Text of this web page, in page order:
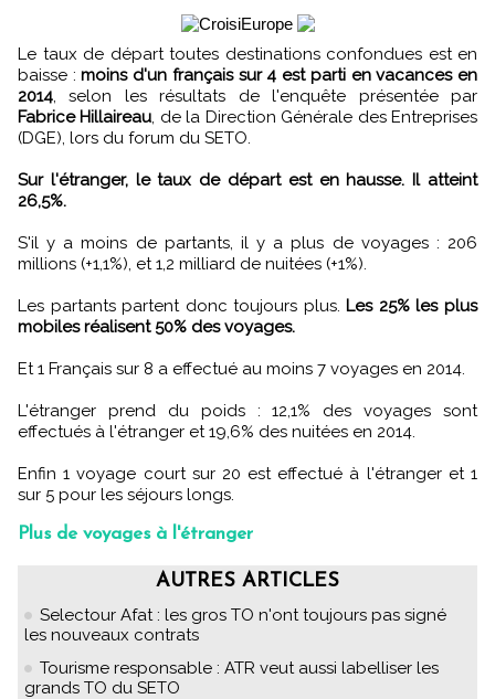
Le taux de départ toutes destinations confondues est en
baisse :moins d'un français sur 4 est parti en vacances en
2014 , selon les résultats de l'enquête présentée par
Fabrice Hillaireau , de la Direction Générale des Entreprises
(DGE), lors du forum du SETO.
Sur l'étranger, le taux de départ est en hausse. Il atteint
26,5%.
S'il y a moins de partants, il y a plus de voyages : 206
millions (+1,1%), et 1,2 milliard de nuitées (+1%).
Les partants partent donc toujours plus. Les 25% les plus
mobiles réalisent 50% des voyages.
Et 1 Français sur 8 a effectué au moins 7 voyages en 2014.
L'étranger prend du poids : 12,1% des voyages sont
effectués à l'étranger et 19,6% des nuitées en 2014.
Enfin 1 voyage court sur 20 est effectué à l'étranger et 1
sur 5 pour les séjours longs.
Plus de voyages à l'étranger
AUTRES ARTICLES
Selectour Afat : les gros TO n'ont toujours pas signé
les nouveaux contrats
Tourisme responsable : ATR veut aussi labelliser les
grands TO du SETO